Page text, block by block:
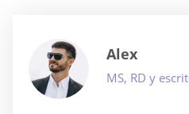
Alex
MS, RD y